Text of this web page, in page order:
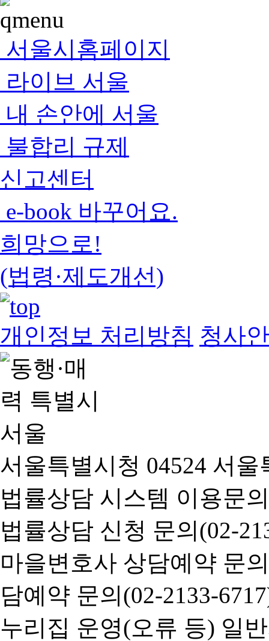
서울시홈페이지
라이브 서울
내 손안에 서울
불합리 규제
신고센터
e-book 바꾸어요.
희망으로!
(법령·제도개선)
개인정보 처리방침 청사
서울특별시청 04524 서
법률상담 시스템 이용문
법률상담 신청 문의(02-
마을변호사 상담예약 문
담예약 문의(02-2133-
누리집 운영(오류 등) 일